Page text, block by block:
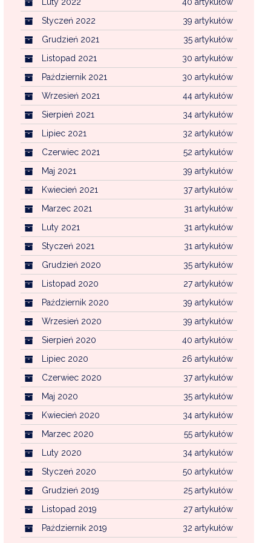
39 artykułów
Styczeń 2022
35 artykułów
Grudzień 2021
30 artykułów
Listopad 2021
30 artykułów
Październik 2021
44 artykułów
Wrzesień 2021
34 artykułów
Sierpień 2021
32 artykułów
Lipiec 2021
52 artykułów
Czerwiec 2021
39 artykułów
Maj 2021
37 artykułów
Kwiecień 2021
31 artykułów
Marzec 2021
31 artykułów
Luty 2021
31 artykułów
Styczeń 2021
35 artykułów
Grudzień 2020
27 artykułów
Listopad 2020
39 artykułów
Październik 2020
39 artykułów
Wrzesień 2020
40 artykułów
Sierpień 2020
26 artykułów
Lipiec 2020
37 artykułów
Czerwiec 2020
35 artykułów
Maj 2020
34 artykułów
Kwiecień 2020
55 artykułów
Marzec 2020
34 artykułów
Luty 2020
50 artykułów
Styczeń 2020
25 artykułów
Grudzień 2019
27 artykułów
Listopad 2019
32 artykułów
Październik 2019